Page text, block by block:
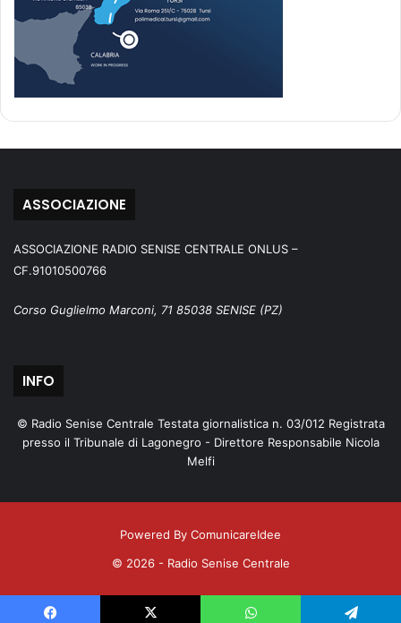
ASSOCIAZIONE
ASSOCIAZIONE RADIO SENISE CENTRALE ONLUS –
CF.91010500766
Corso Guglielmo Marconi, 71 85038 SENISE (PZ)
INFO
© Radio Senise Centrale Testata giornalistica n. 03/012 Registrata
presso il Tribunale di Lagonegro - Direttore Responsabile Nicola
Melfi
Powered By ComunicareIdee
© 2026 - Radio Senise Centrale